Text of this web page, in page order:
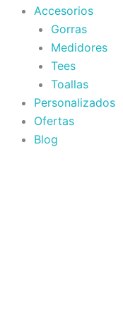
Accesorios
Gorras
Medidores
Tees
Toallas
Personalizados
Ofertas
Blog